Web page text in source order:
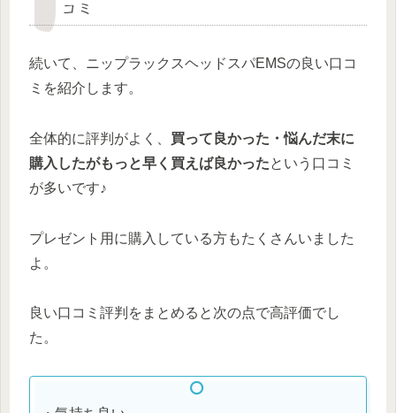
コミ
続いて、ニップラックスヘッドスパEMSの良い口コ
ミを紹介します。
全体的に評判がよく、 買って良かった・悩んだ末に
購入したがもっと早く買えば良かったという口コミ
が多いです♪
プレゼント用に購入している方もたくさんいました
よ。
良い口コミ評判をまとめると次の点で高評価でし
た。